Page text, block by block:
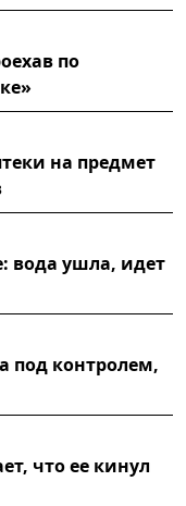
по
на предмет
вода ушла, идет
под контролем,
что ее кинул